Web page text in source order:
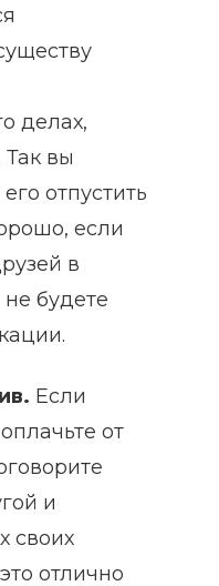
делах,
Так вы
отпустить
если
в
будете
Если
от
и
своих
отлично